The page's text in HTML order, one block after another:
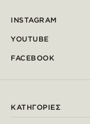
INSTAGRAM
YOUTUBE
FACEBOOK
ΚΑΤΗΓΟΡΊΕΣ